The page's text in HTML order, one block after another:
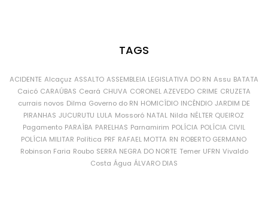
TAGS
ACIDENTE Alcaçuz ASSALTO ASSEMBLEIA LEGISLATIVA DO RN Assu BATATA
Caicó CARAÚBAS Ceará CHUVA CORONEL AZEVEDO CRIME CRUZETA
currais novos Dilma Governo do RN HOMICÍDIO INCÊNDIO JARDIM DE
PIRANHAS JUCURUTU LULA Mossoró NATAL Nilda NÉLTER QUEIROZ
Pagamento PARAÍBA PARELHAS Parnamirim POLÍCIA POLÍCIA CIVIL
POLÍCIA MILITAR Política PRF RAFAEL MOTTA RN ROBERTO GERMANO
Robinson Faria Roubo SERRA NEGRA DO NORTE Temer UFRN Vivaldo
Costa Água ÁLVARO DIAS